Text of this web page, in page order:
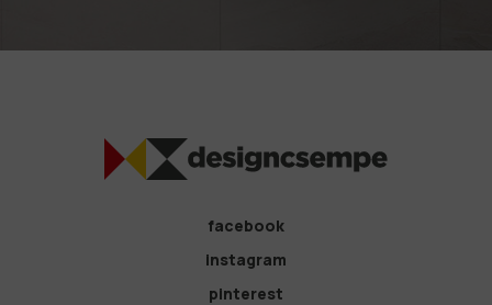
facebook
instagram
pinterest